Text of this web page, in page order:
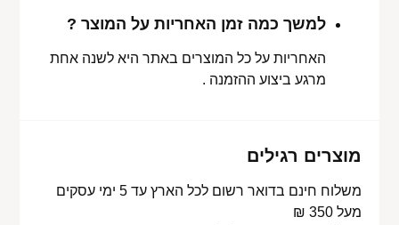
למשך כמה זמן האחריות על המוצר ?
האחריות על כל המוצרים באתר היא לשנה אחת
מרגע ביצוע ההזמנה .
מוצרים רגילים
משלוח חינם בדואר רשום לכל הארץ עד 5 ימי עסקים
מעל 350 ₪